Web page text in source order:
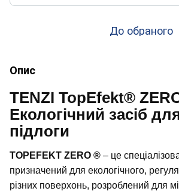
До обраного
Опис
TENZI TopEfekt®
Екологічний засіб
підлоги
TOPEFEKT ZERO ® – це
призначений для екологічного,
різних поверхонь, розроблений для